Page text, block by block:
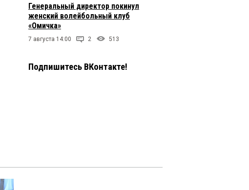
Генеральный директор покинул
женский волейбольный клуб
«Омичка»
7 августа 14:00 2 513
Подпишитесь ВКонтакте!